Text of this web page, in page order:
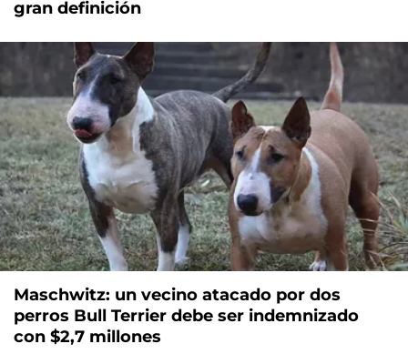
gran definición
Maschwitz: un vecino atacado por dos
perros Bull Terrier debe ser indemnizado
con $2,7 millones